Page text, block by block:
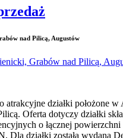
nad Pilicą, Augustów
atrakcyjne działki położone w
Oferta dotyczy działki
o łącznej powierzchni
Dla działki została wydana